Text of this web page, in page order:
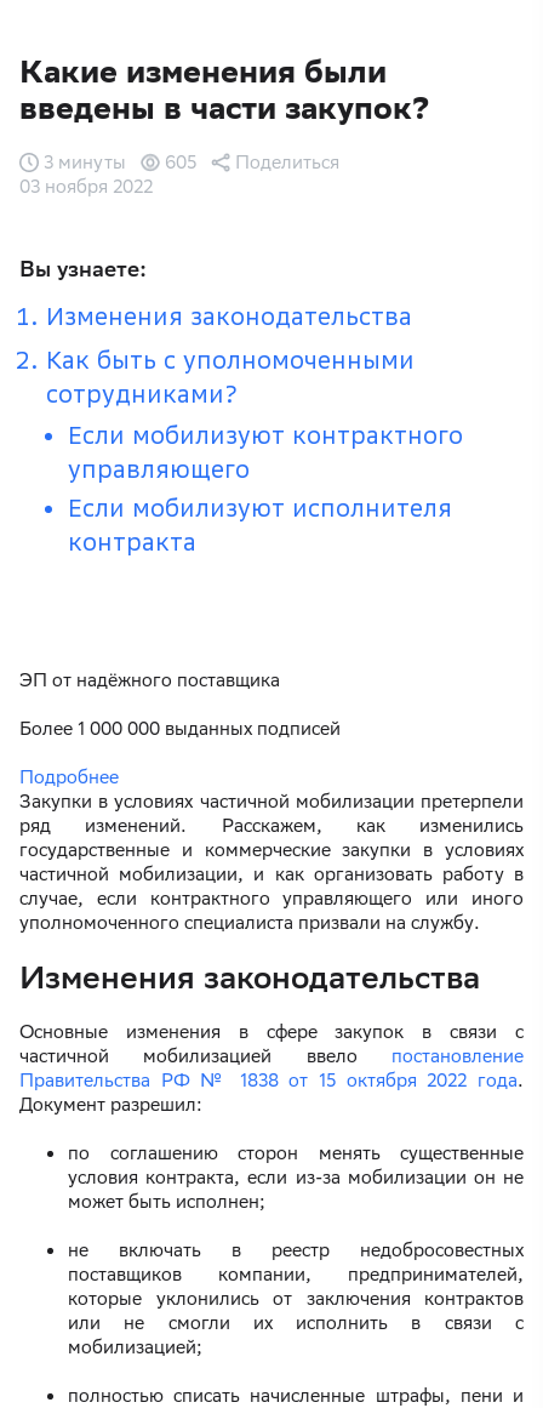
Какие изменения были
введены в части закупок?
03 ноября 2022
3 минуты 605 Поделиться
Вы узнаете:
Изменения законодательства
Как быть с уполномоченными
сотрудниками?
Если мобилизуют контрактного
управляющего
Если мобилизуют исполнителя
контракта
ЭП от надёжного поставщика
Более 1 000 000 выданных подписей
Подробнее
Закупки в условиях частичной мобилизации претерпели
ряд изменений. Расскажем, как изменились
государственные и коммерческие закупки в условиях
частичной мобилизации, и как организовать работу в
случае, если контрактного управляющего или иного
уполномоченного специалиста призвали на службу.
Изменения законодательства
Основные изменения в сфере закупок в связи с
частичной мобилизацией ввело постановление
Правительства РФ № 1838 от 15 октября 2022 года.
Документ разрешил:
по соглашению сторон менять существенные
условия контракта, если из-за мобилизации он не
может быть исполнен;
не включать в реестр недобросовестных
поставщиков компании, предпринимателей,
которые уклонились от заключения контрактов
или не смогли их исполнить в связи с
мобилизацией;
полностью списать начисленные штрафы, пени и